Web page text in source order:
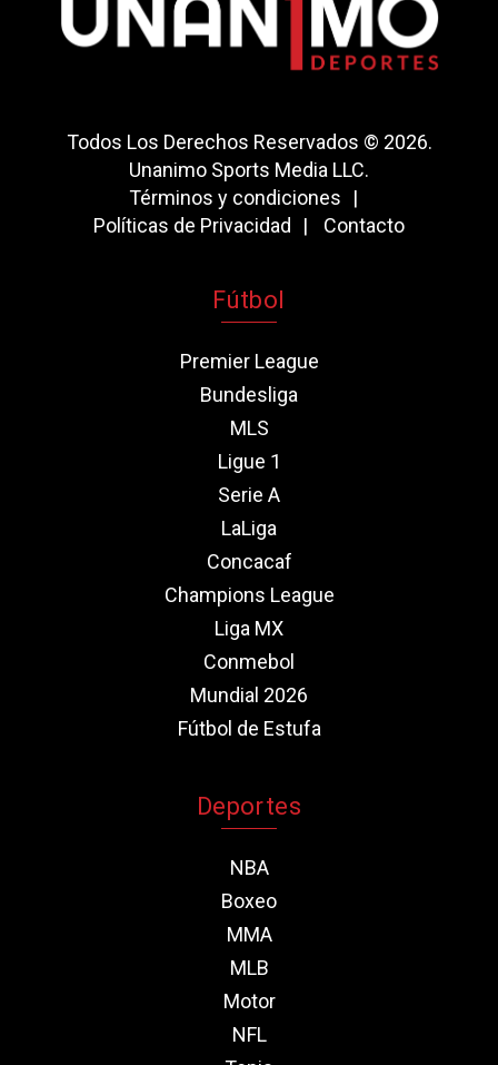
Todos Los Derechos Reservados © 2026.
Unanimo Sports Media LLC.
Términos y condiciones
Políticas de Privacidad
Contacto
Fútbol
Premier League
Bundesliga
MLS
Ligue 1
Serie A
LaLiga
Concacaf
Champions League
Liga MX
Conmebol
Mundial 2026
Fútbol de Estufa
Deportes
NBA
Boxeo
MMA
MLB
Motor
NFL